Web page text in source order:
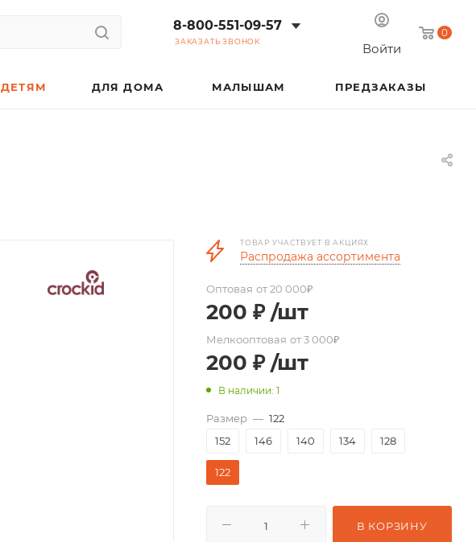
0
Войти
8-800-551-09-57
ЗАКАЗАТЬ ЗВОНОК
ДЕТЯМ ДЛЯ ДОМА МАЛЫШАМ ПРЕДЗАКАЗЫ
ТОВАР УЧАСТВУЕТ В АКЦИЯХ
Распродажа ассортимента
Оптовая от 20 000₽
200 ₽ /шт
Мелкооптовая от 3 000₽
200 ₽ /шт
В наличии: 1
Размер — 122
152
146 140 134 128
122
В КОРЗИНУ